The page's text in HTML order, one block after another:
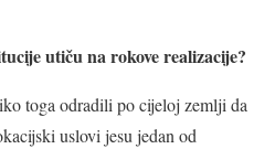
utiču na rokove realizacije?
toga odradili po cijeloj zemlji da
uslovi jesu jedan od